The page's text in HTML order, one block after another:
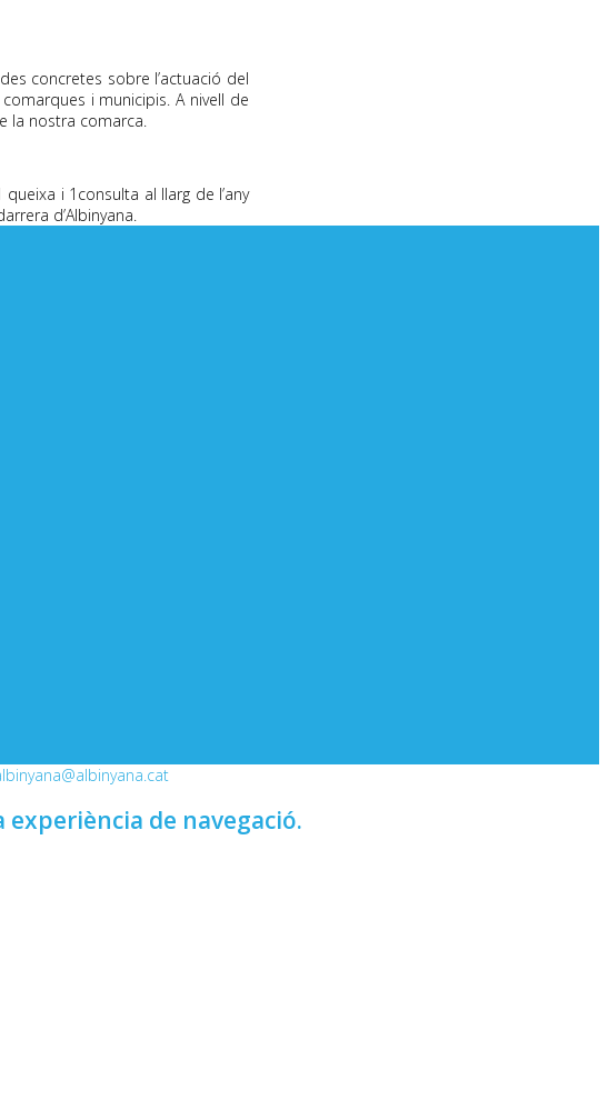
concretes sobre l’actuació del
i municipis. A nivell de
la nostra comarca.
i 1consulta al llarg de l’any
d’Albinyana.
de navegació.